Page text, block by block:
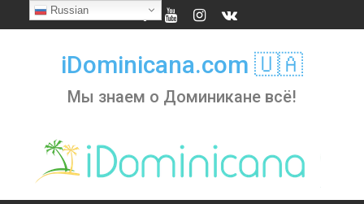
to
iDominicana.com 🇺🇦
Мы знаем о Доминикане всё!
Russian